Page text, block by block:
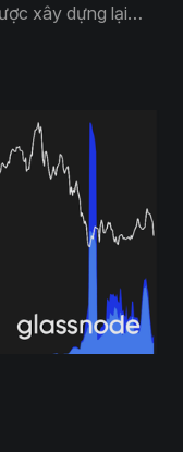
xây dựng lại